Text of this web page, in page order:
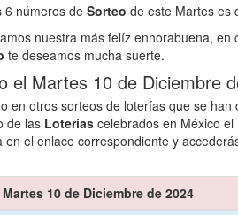
6 números de Sorteo de este Martes es
nuestra más felíz enhorabuena, en
te deseamos mucha suerte.
el Martes 10 de Diciembre
o en otros sorteos de loterías que se han
de las Loterías celebrados en México
el enlace correspondiente y
10 de Diciembre de 2024